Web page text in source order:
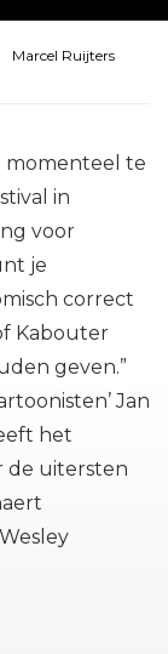
Marcel Ruijters
momenteel te
in
voor
je
correct
Kabouter
geven.”
Jan
het
de uitersten